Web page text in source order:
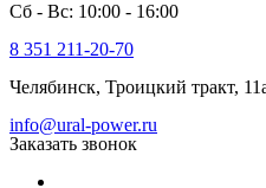
Сб - Вс: 10:00 - 16:00
8 351 211-20-70
Челябинск, Троицкий тракт,
info@ural-power.ru
Заказать звонок